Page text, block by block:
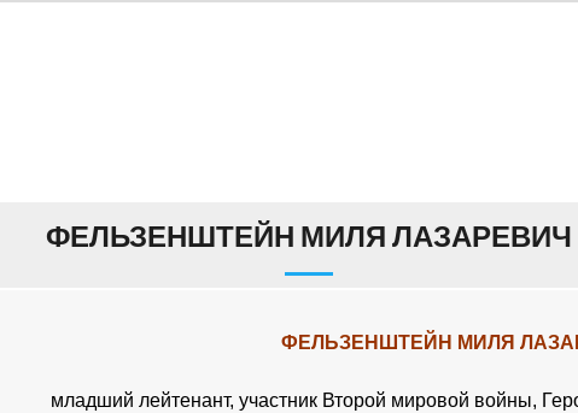
ФЕЛЬЗЕНШТЕЙН МИЛЯ ЛАЗАРЕВИЧ
ФЕЛЬЗЕНШТЕЙН МИЛЯ
младший лейтенант, участник Второй мировой войны,